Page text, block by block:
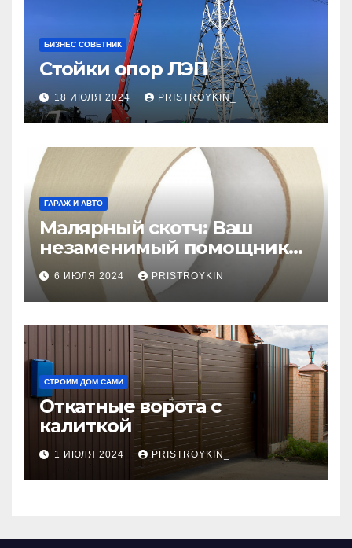
БИЗНЕС СОВЕТНИК
Стойки опор ЛЭП
18 ИЮЛЯ 2024 PRISTROYKIN_
ГАРАЖ И АВТО
Малярный скотч: Ваш
незаменимый помощник
при ремонтных работах
6 ИЮЛЯ 2024 PRISTROYKIN_
СТРОИМ ДОМ САМИ
Откатные ворота с
калиткой
1 ИЮЛЯ 2024 PRISTROYKIN_